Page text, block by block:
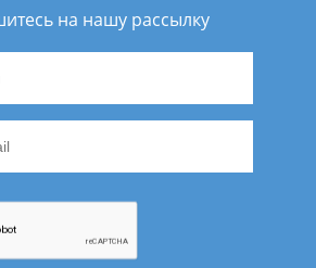
на нашу рассылку